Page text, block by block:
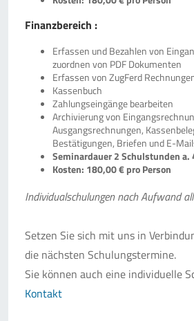
Finanzbereich :
Erfassen und Bezahlen von
zuordnen von PDF Dokumenten
Erfassen von ZugFerd
Kassenbuch
Zahlungseingänge bearbeiten
Archivierung von
Ausgangsrechnungen,
Bestätigungen, Briefen und E-
Seminardauer 2 Schulstunden a.
Kosten: 180,00 € pro Person
Individualschulungen nach Aufwand
Setzen Sie sich mit uns in
die nächsten Schulungstermine.
Sie können auch eine individuelle
Kontakt